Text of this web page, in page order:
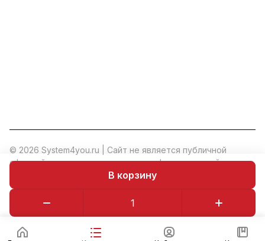
В корзину
© 2026 System4you.ru | Cайт не является публичной
офертой и носит исключительно информационный